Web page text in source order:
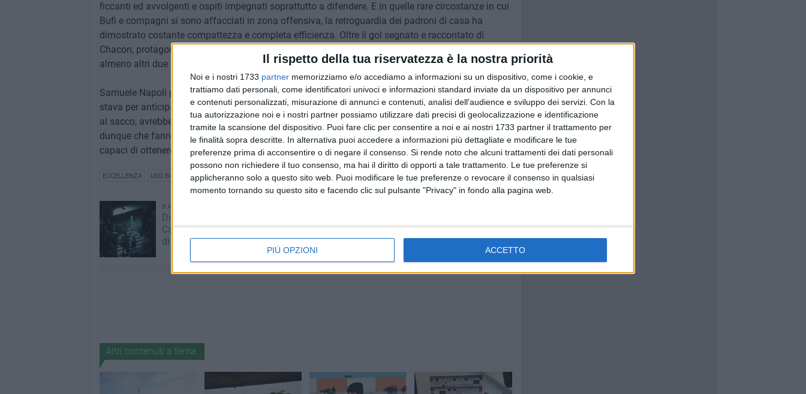
Il rispetto della tua riservatezza è la nostra priorità
Noi e i nostri 1733 partner memorizziamo e/o accediamo a informazioni su un dispositivo, come i cookie, e
trattiamo dati personali, come identificatori univoci e informazioni standard inviate da un dispositivo per annunci
e contenuti personalizzati, misurazione di annunci e contenuti, analisi dell'audience e sviluppo dei servizi. Con la
tua autorizzazione noi e i nostri partner possiamo utilizzare dati precisi di geolocalizzazione e identificazione
tramite la scansione del dispositivo. Puoi fare clic per consentire a noi e ai nostri 1733 partner il trattamento per
le finalità sopra descritte. In alternativa puoi accedere a informazioni più dettagliate e modificare le tue
preferenze prima di acconsentire o di negare il consenso. Si rende noto che alcuni trattamenti dei dati personali
possono non richiedere il tuo consenso, ma hai il diritto di opporti a tale trattamento. Le tue preferenze si
applicheranno solo a questo sito web. Puoi modificare le tue preferenze o revocare il consenso in qualsiasi
momento tornando su questo sito e facendo clic sul pulsante "Privacy" in fondo alla pagina web.
PIÙ OPZIONI ACCETTO
ficcanti ed avvolgenti e ospiti impegnati soprattutto a difendere. E in quelle rare circostanze in cui
Bufi e compagni si sono affacciati in zona offensiva, la retroguardia dei padroni di casa ha
dimostrato costante compattezza e completa efficienza. Oltre il gol segnato e raccontato di
Chacon, protagonista di una partita sontuosa, il Bitonto avrebbe nella ripresa potuto segnare
almeno altri due gol.
Samuele Napoli prima con una conclusione sfilata di poco al lato e poi per un pallone su cui
stava per anticipare il portiere Lullo in uscita bassa, e che sarebbe stato solo da spingere in fondo
al sacco, avrebbe con una sorte migliore fatto crescere il punteggio finale.Tre punti pesantissimi
dunque che fanno benissimo alla classifica e al morale di uno staff tecnico e gruppo squadra
capaci di ottenere
36 punti sul campoe 31 in classifica.
ECCELLENZA USD BITONTO CALCIO
8 AGOSTO 2026
Due latitanti del clan mafioso
Capriati arrestati in un casolare
di Bisceglie
precampionato per l'US Bitonto
Altri contenuti a tema